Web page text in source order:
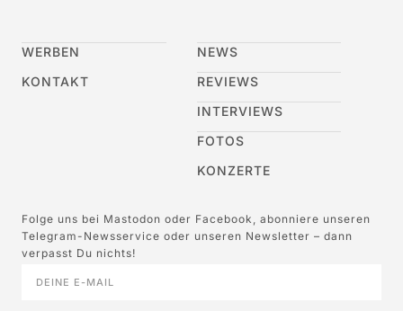
WERBEN
KONTAKT
NEWS
REVIEWS
INTERVIEWS
FOTOS
KONZERTE
Folge uns bei Mastodon oder Facebook, abonniere unseren
Telegram-Newsservice oder unseren Newsletter – dann
verpasst Du nichts!